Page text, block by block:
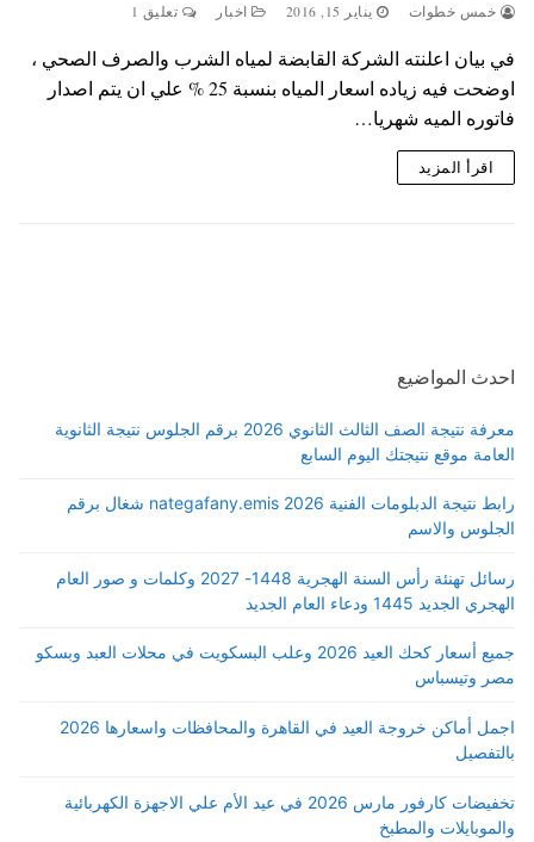
خمس خطوات يناير 15, 2016 اخبار تعليق 1
في بيان اعلنته الشركة القابضة لمياه الشرب والصرف الصحي ،
اوضحت فيه زياده اسعار المياه بنسبة 25 % علي ان يتم اصدار
فاتوره الميه شهريا…
اقرأ المزيد
احدث المواضيع
معرفة نتيجة الصف الثالث الثانوي 2026 برقم الجلوس نتيجة الثانوية
العامة موقع نتيجتك اليوم السابع
رابط نتيجة الدبلومات الفنية 2026 nategafany.emis شغال برقم
الجلوس والاسم
رسائل تهنئة رأس السنة الهجرية 1448- 2027 وكلمات و صور العام
الهجري الجديد 1445 ودعاء العام الجديد
جميع أسعار كحك العيد 2026 وعلب البسكويت في محلات العبد وبسكو
مصر وتيسباس
اجمل أماكن خروجة العيد في القاهرة والمحافظات واسعارها 2026
بالتفصيل
تخفيضات كارفور مارس 2026 في عيد الأم علي الاجهزة الكهربائية
والموبايلات والمطبخ